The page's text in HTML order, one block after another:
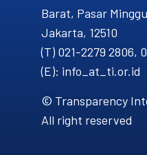
Barat, Pasar
Jakarta, 12510
(T) 021-2279 2806,
(E): info_at_ti.or.id
© Transparency
All right reserved